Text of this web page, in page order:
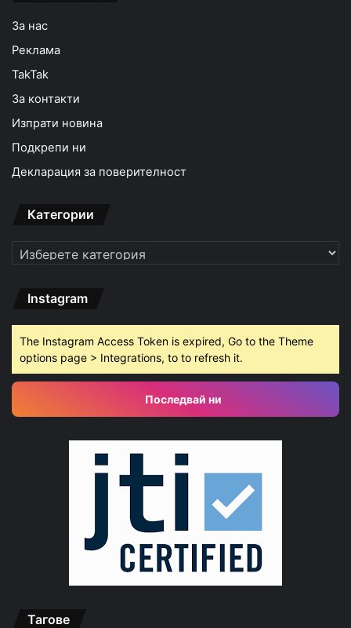
За нас
Реклама
TakTak
За контакти
Изпрати новина
Подкрепи ни
Декларация за поверителност
Категории
Категории
Instagram
The Instagram Access Token is expired, Go to the Theme
options page > Integrations, to to refresh it.
Последвай ни
Тагове